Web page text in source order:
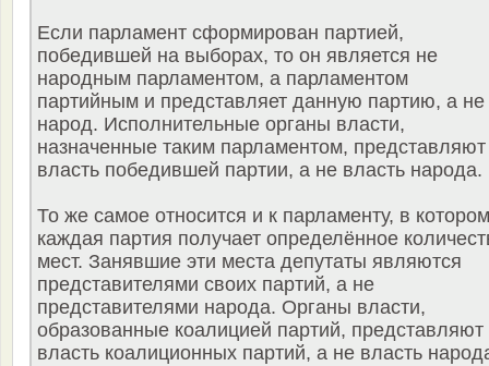
Если парламент сформирован партией,
победившей на выборах, то он является не
народным парламентом, а парламентом
партийным и представляет данную партию, а не
народ. Исполнительные органы власти,
назначенные таким парламентом, представляют
власть победившей партии, а не власть народа.
То же самое относится и к парламенту, в котором
каждая партия получает определённое
мест. Занявшие эти места депутаты являются
представителями своих партий, а не
представителями народа. Органы власти,
образованные коалицией партий, представляют
власть коалиционных партий, а не власть